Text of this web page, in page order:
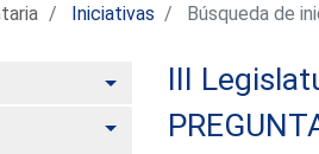
Iniciativas Búsqueda de
Alternar
Alternar
III